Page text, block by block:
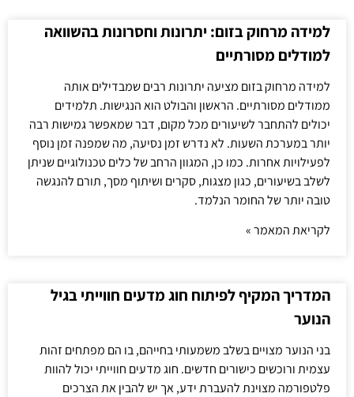
למידה מרחוק בזום: יתרונות וחסרונות בהשוואה
למודלים מסורתיים
למידה מרחוק בזום מציעה יתרונות רבים שמבדילים אותה
ממודלים מסורתיים. הראשון והבולט הוא הנגישות. תלמידים
יכולים להתחבר לשיעורים מכל מקום, דבר שמאפשר גמישות רבה
יותר במערכת השעות. לא נדרש זמן נסיעה, מה שמפנה זמן נוסף
לפעילויות אחרות. כמו כן, המגוון הרחב של כלים טכנולוגיים שניתן
לשלב בשיעורים, כגון מצגות, סקרים ושיתוף מסך, תורם להנגשה
טובה יותר של החומר הנלמד.
לקריאת המאמר »
המדריך המקיף לפיתוח חוג מדעים חווייתי בגיל
הנוער
בני הנוער מצויים בשלב משמעותי בחייהם, בו הם מפתחים זהות
עצמית ורוכשים כישורים חדשים. חוג מדעים חווייתי יכול להוות
פלטפורמה מצוינת להעברת ידע, אך יש להבין את הצרכים